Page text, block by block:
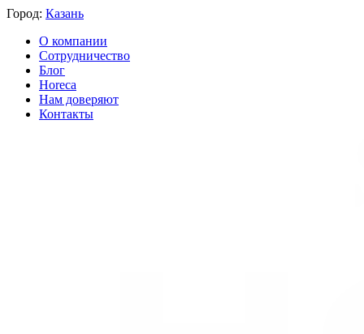
Город: Казань
О компании
Сотрудничество
Блог
Horeca
Нам доверяют
Контакты